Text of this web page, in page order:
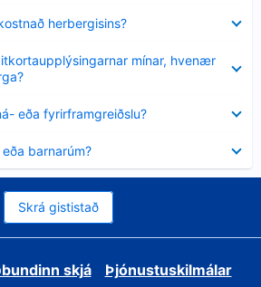
herbergisins?
mínar, hvenær
eða fyrirframgreiðslu?
barnarúm?
Skrá gististað
skjá
Þjónustuskilmálar